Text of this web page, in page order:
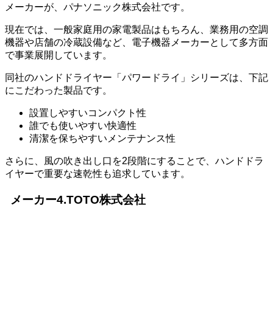
メーカーが、パナソニック株式会社です。
現在では、一般家庭用の家電製品はもちろん、業務用の空調
機器や店舗の冷蔵設備など、電子機器メーカーとして多方面
で事業展開しています。
同社のハンドドライヤー「パワードライ」シリーズは、下記
にこだわった製品です。
設置しやすいコンパクト性
誰でも使いやすい快適性
清潔を保ちやすいメンテナンス性
さらに、風の吹き出し口を2段階にすることで、ハンドドラ
イヤーで重要な速乾性も追求しています。
メーカー4.TOTO株式会社